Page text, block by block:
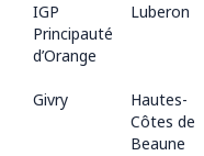
IGP
Principauté
d’Orange
Luberon
Givry
Hautes-
Côtes de
Beaune